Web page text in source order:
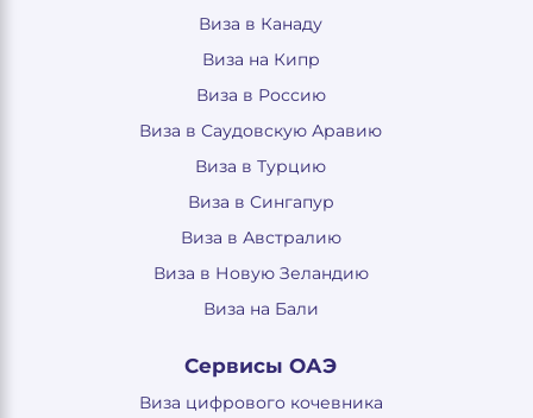
Виза в Канаду
Виза на Кипр
Виза в Россию
Виза в Саудовскую Аравию
Виза в Турцию
Виза в Сингапур
Виза в Австралию
Виза в Новую Зеландию
Виза на Бали
Сервисы ОАЭ
Виза цифрового кочевника